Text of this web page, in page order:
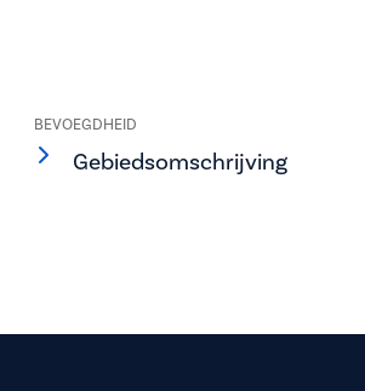
BEVOEGDHEID
Gebiedsomschrijving